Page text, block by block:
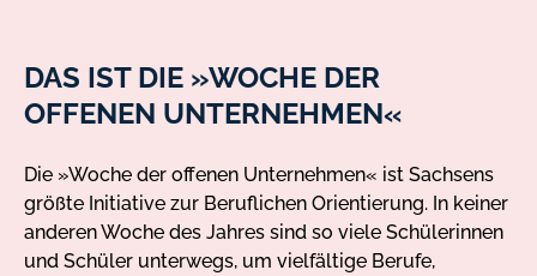
DAS IST DIE »WOCHE DER
OFFENEN UNTERNEHMEN«
Die »Woche der offenen Unternehmen« ist Sachsens
größte Initiative zur Beruflichen Orientierung. In keiner
anderen Woche des Jahres sind so viele Schülerinnen
und Schüler unterwegs, um vielfältige Berufe,